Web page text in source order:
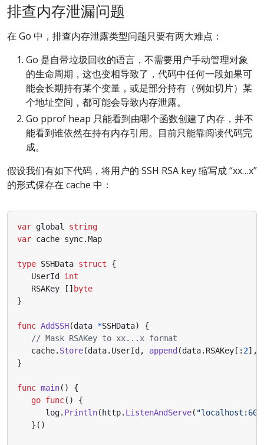
排查内存泄漏问题
在 Go 中，排查内存泄露类型问题只要有两大难点：
Go 是自带垃圾回收的语言，不需要用户手动管理对象
的生命周期，这也变相导致了，代码中任何一段如果可
能会长期持有某个变量，或是部分持有（例如切片）某
个地址空间，都可能会导致内存泄露。
Go pprof heap 只能看到由哪个函数创建了内存，并不
能看到谁依然在持有内存引用。目前只能靠阅读代码完
成。
假设我们有如下代码，将用户的 SSH RSA key 缩写成 “xx…x”
的形式保存在 cache 中：
var global
string
var cache sync.Map
type SSHData struct
{
UserId
int
RSAKey
[] byte
}
func AddSSH(data *SSHData)
{
// Mask RSAKey to xx...x format
cache. Store(data. UserId , append (data. RSAKey [: 2],
}
func main()
{
go func()
{
log. Println( http. ListenAndServe(
}()